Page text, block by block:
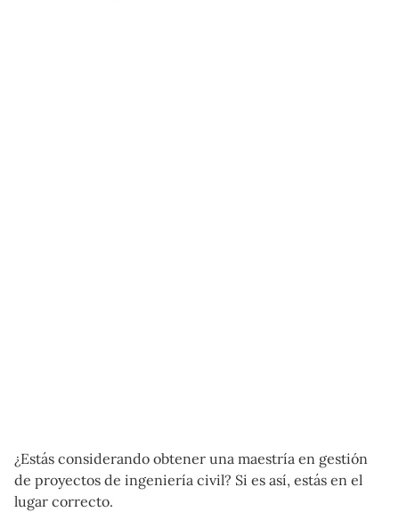
¿Estás considerando obtener una maestría en gestión
de proyectos de ingeniería civil? Si es así, estás en el
lugar correcto.